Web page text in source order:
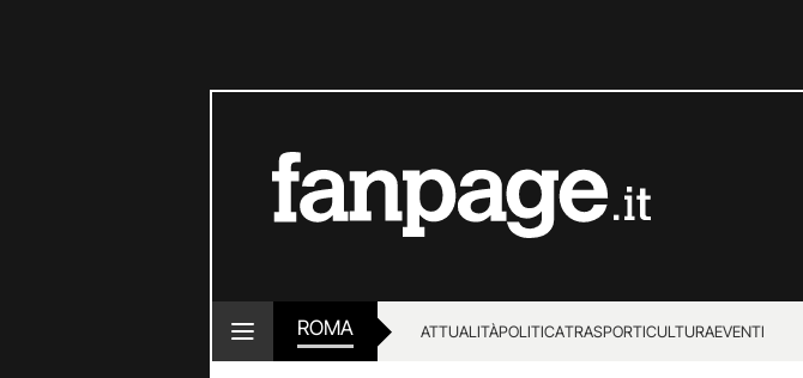
ROMA ATTUALITÀPOLITICATRASPORTICULTURAEVENTI